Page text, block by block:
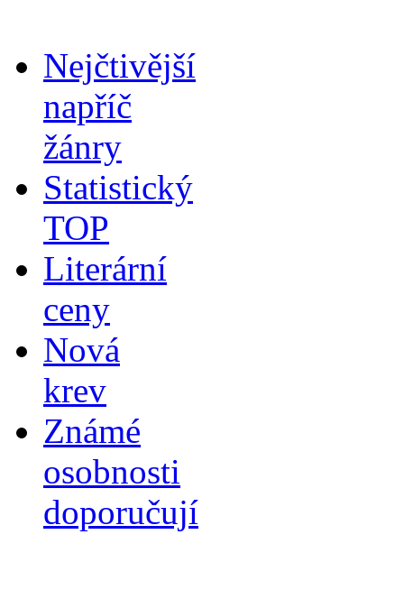
Nejčtivější
napříč
žánry
Statistický
TOP
Literární
ceny
Nová
krev
Známé
osobnosti
doporučují